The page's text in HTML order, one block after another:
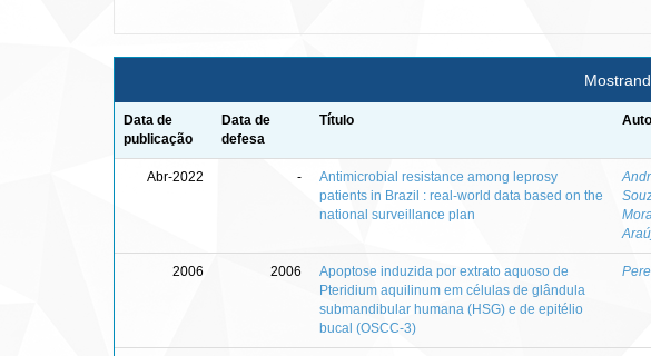
Data de
publicação
Data de
defesa
Título
Abr-2022 -
Antimicrobial resistance among leprosy
patients in Brazil : real-world data based on the
national surveillance plan
2006 2006
Apoptose induzida por extrato aquoso de
Pteridium aquilinum em células de glândula
submandibular humana (HSG) e de epitélio
bucal (OSCC-3)